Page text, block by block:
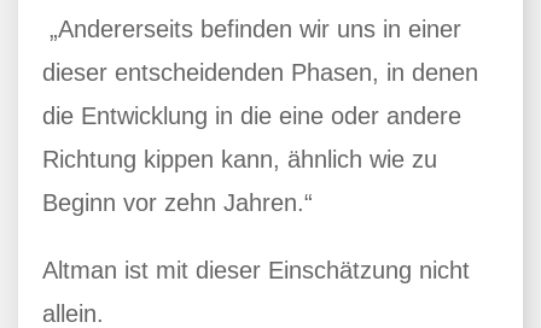
„Andererseits befinden wir uns in einer
dieser entscheidenden Phasen, in denen
die Entwicklung in die eine oder andere
Richtung kippen kann, ähnlich wie zu
Beginn vor zehn Jahren.“
Altman ist mit dieser Einschätzung nicht
allein.